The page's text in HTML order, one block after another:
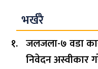
भर्खरै
जलजला-७ वडा
निवेदन अस्वीकार